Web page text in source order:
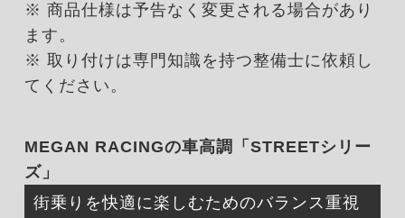
※ 商品仕様は予告なく変更される場合があり
ます。
※ 取り付けは専門知識を持つ整備士に依頼し
てください。
MEGAN RACINGの車高調「STREETシリー
ズ」
街乗りを快適に楽しむためのバランス重視